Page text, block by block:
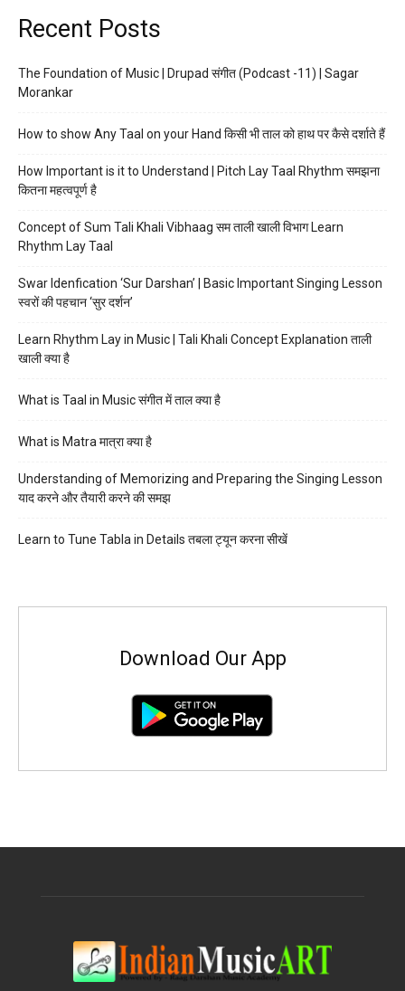
Recent Posts
The Foundation of Music | Drupad संगीत (Podcast -11) | Sagar
Morankar
How to show Any Taal on your Hand किसी भी ताल को हाथ पर कैसे दर्शाते हैं
How Important is it to Understand | Pitch Lay Taal Rhythm समझना
कितना महत्वपूर्ण है
Concept of Sum Tali Khali Vibhaag सम ताली खाली विभाग Learn
Rhythm Lay Taal
Swar Idenfication ‘Sur Darshan’ | Basic Important Singing Lesson
स्वरों की पहचान ‘सुर दर्शन’
Learn Rhythm Lay in Music | Tali Khali Concept Explanation ताली
खाली क्या है
What is Taal in Music संगीत में ताल क्या है
What is Matra मात्रा क्या है
Understanding of Memorizing and Preparing the Singing Lesson
याद करने और तैयारी करने की समझ
Learn to Tune Tabla in Details तबला ट्यून करना सीखें
Download Our App